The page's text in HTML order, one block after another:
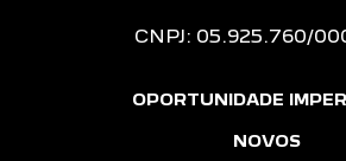
CNPJ: 05.925.760/
OPORTUNIDADE
NOVOS